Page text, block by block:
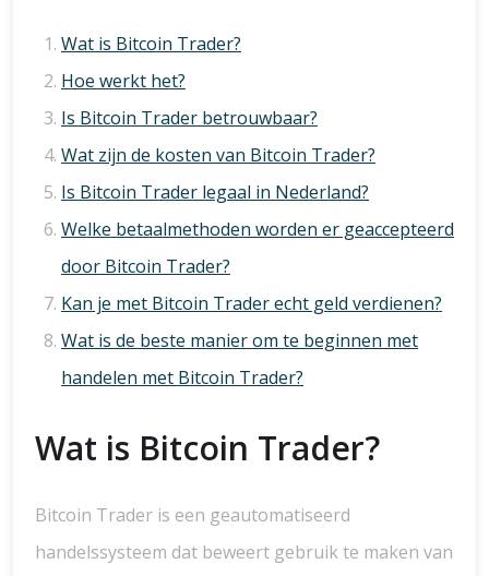
Wat is Bitcoin Trader?
Hoe werkt het?
Is Bitcoin Trader betrouwbaar?
Wat zijn de kosten van Bitcoin Trader?
Is Bitcoin Trader legaal in Nederland?
Welke betaalmethoden worden er geaccepteerd
door Bitcoin Trader?
Kan je met Bitcoin Trader echt geld verdienen?
Wat is de beste manier om te beginnen met
handelen met Bitcoin Trader?
Wat is Bitcoin Trader?
Bitcoin Trader is een geautomatiseerd
handelssysteem dat beweert gebruik te maken van